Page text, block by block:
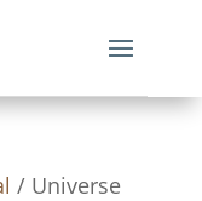
/ Universe